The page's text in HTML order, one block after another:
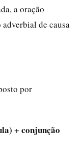
a oração
de causa
por
+ conjunção